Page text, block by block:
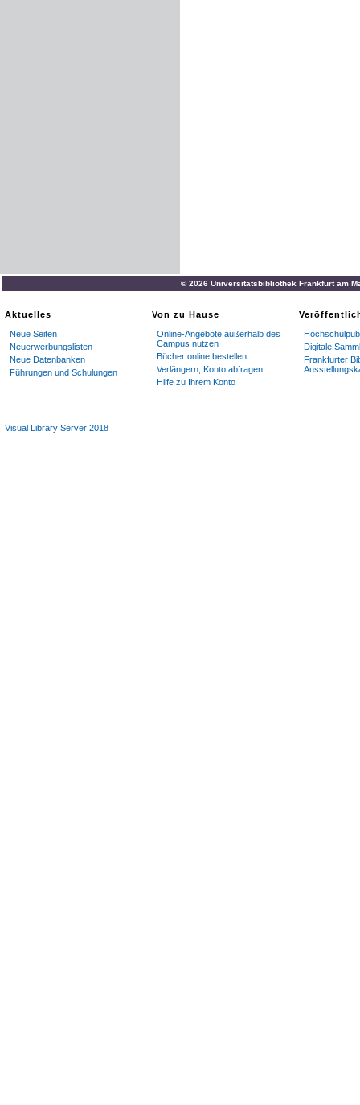
© 2026 Universitätsbibliothek Frankfurt am
Aktuelles
Neue Seiten
Neuerwerbungslisten
Neue Datenbanken
Führungen und Schulungen
Von zu Hause
Online-Angebote außerhalb des
Campus nutzen
Bücher online bestellen
Verlängern, Konto abfragen
Hilfe zu Ihrem Konto
Digitale
Frankfurter
Visual Library Server 2018